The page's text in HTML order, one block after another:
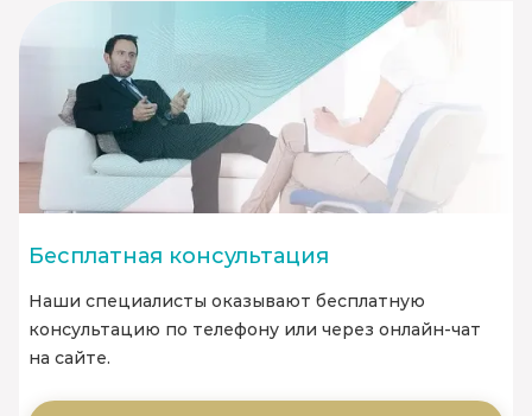
Бесплатная консультация
Наши специалисты оказывают бесплатную
консультацию по телефону или через онлайн-чат
на сайте.